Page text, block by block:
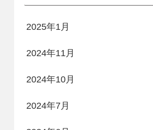
2025年1月
2024年11月
2024年10月
2024年7月